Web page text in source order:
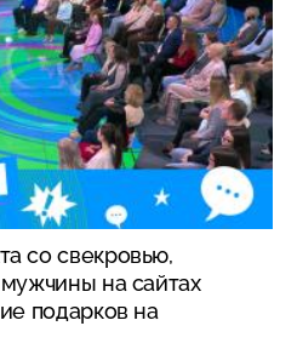
со свекровью,
на сайтах
подарков на